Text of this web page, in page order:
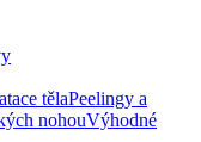
tělaPeelingy a
nohouVýhodné